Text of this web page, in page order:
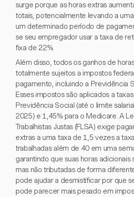
surge porque as horas extras
totais, potencialmente levando a
um determinado período de
se seu empregador usar a taxa de
fixa de 22%.
Além disso, todos os ganhos de
totalmente sujeitos a impostos
pagamento, incluindo a Previdência
Esses impostos são aplicados a
Previdência Social (até o limite
2025) e 1,45% para o Medicare. A
Trabalhistas Justas (FLSA) exige
extras a uma taxa de 1,5 vezes a
trabalhadas além de 40 em uma
garantindo que suas horas
mas não tributadas de forma
pode ajudar a desmistificar por que
pode parecer mais pesado em